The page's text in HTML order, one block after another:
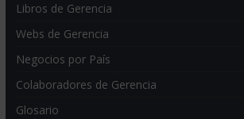
Libros de Gerencia
Webs de Gerencia
Negocios por País
Colaboradores de Gerencia
Glosario